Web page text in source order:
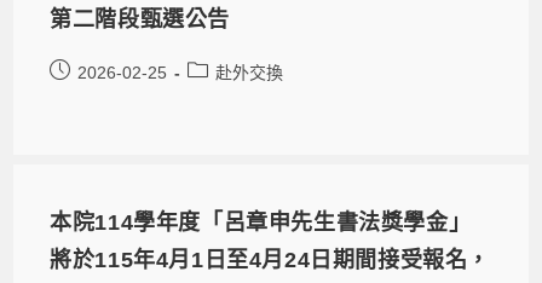
第二階段甄選公告
2026-02-25 赴外交換
本院114學年度「呂章申先生書法獎學金」
將於115年4月1日至4月24日期間接受報名，